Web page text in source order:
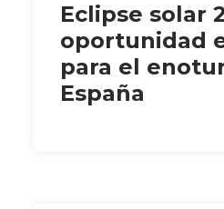
Eclipse solar
oportunidad
para el
España